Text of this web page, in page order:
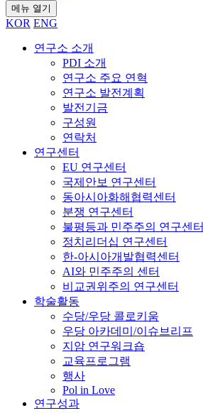
메뉴 열기
KOR ENG
연구소 소개
PDI 소개
연구소 주요 연혁
연구소 발전계획
발전기금
구성원
연락처
연구센터
EU 연구센터
국제안보 연구센터
동아시아화해협력센터
분쟁 연구센터
불평등과 민주주의 연구센터
정치리더십 연구센터
한-아시아개발협력센터
AI와 민주주의 센터
비교권위주의 연구센터
학술활동
수당/우당 콜로키움
우당 아카데미/이슈브리프
지암 연구워크숍
교육프로그램
행사
Pol in Love
연구성과